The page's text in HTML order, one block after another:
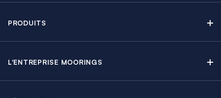
Offres en cours
PRODUITS
L'ENTREPRISE MOORINGS